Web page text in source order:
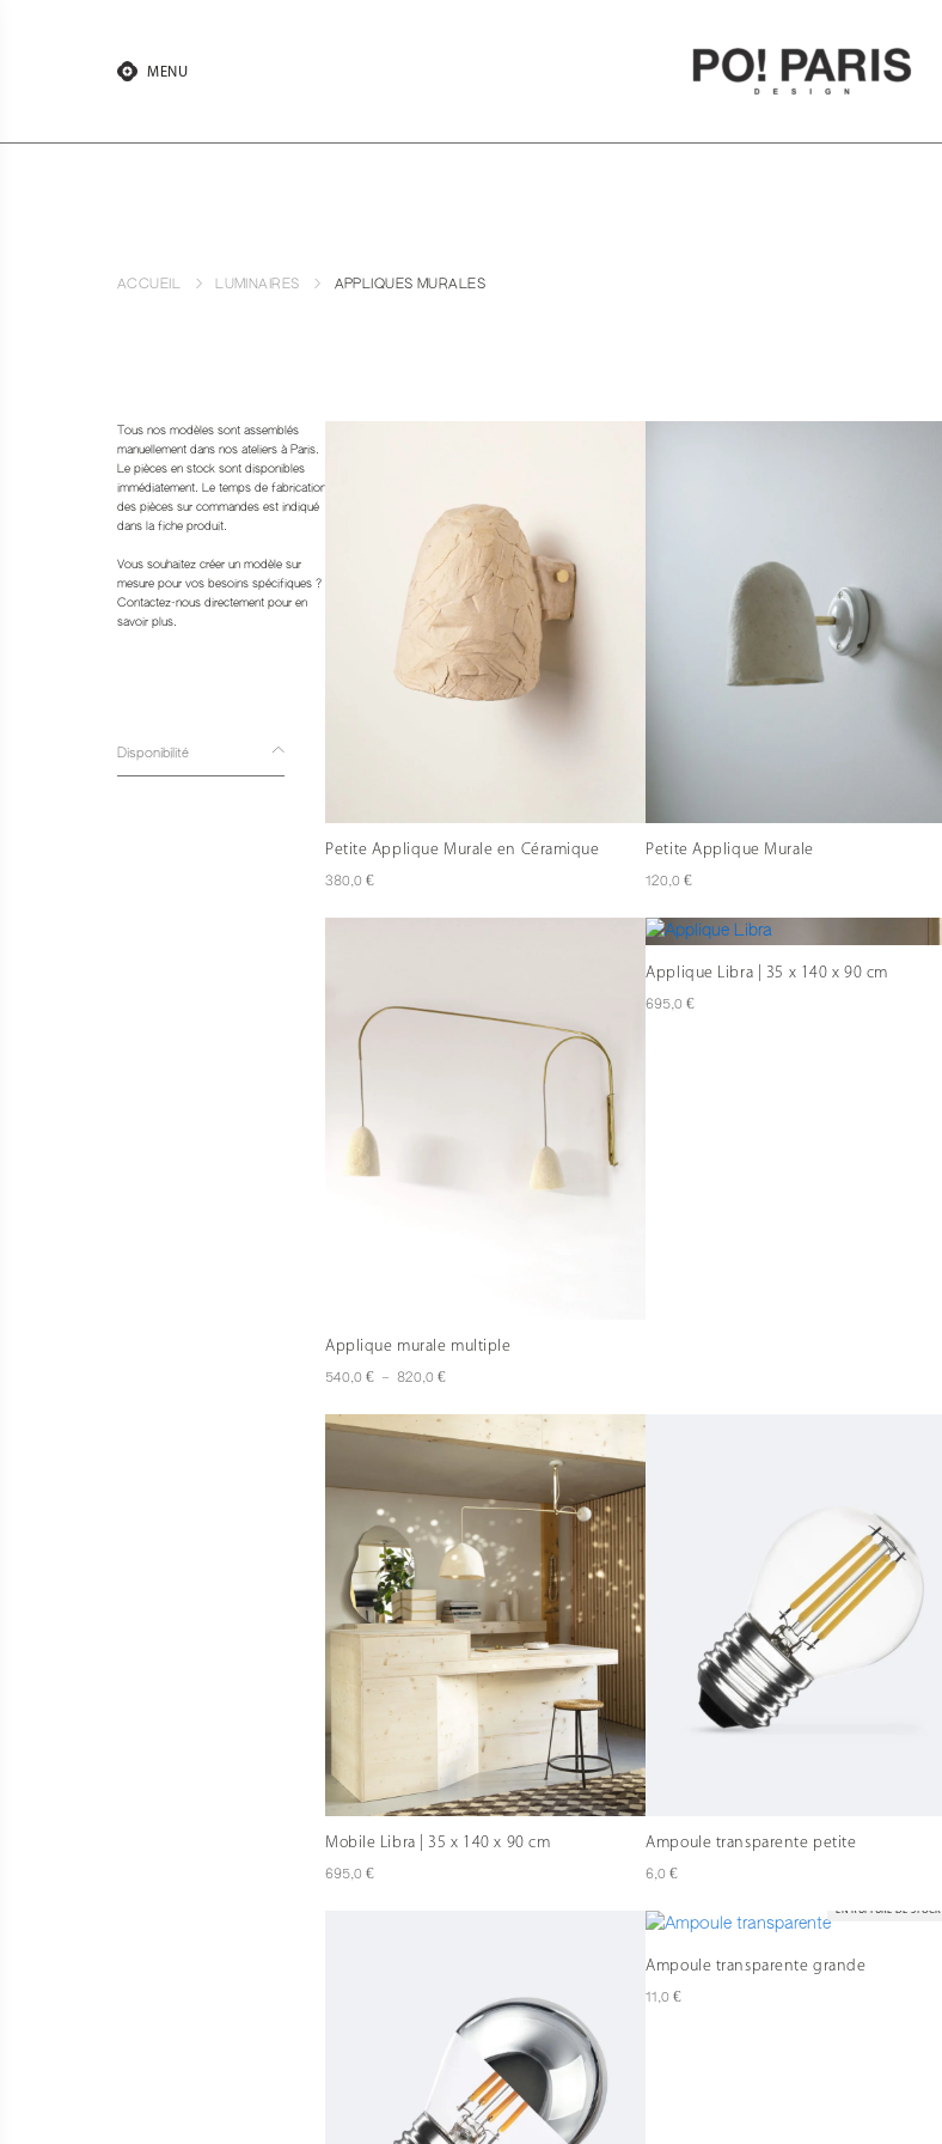
MENU
ACCUEIL LUMINAIRES APPLIQUES MURALES
Tous nos modèles sont assemblés
manuellement dans nos ateliers à Paris.
Le pièces en stock sont disponibles
immédiatement. Le temps de fabrication
des pièces sur commandes est indiqué
dans la fiche produit.
Vous souhaitez créer un modèle sur
mesure pour vos besoins spécifiques ?
Contactez-nous directement pour en
savoir plus.
Disponibilité
Petite Applique Murale en Céramique
380,0 €
Petite Applique Murale
120,0€
Applique murale multiple
540,0 € – 820,0 €Plage
540,0 €
à
Applique Libra | 35 x 140 x 90 cm
695,0€
Mobile Libra | 35 x 140 x 90 cm
695,0 €
Ampoule transparente petite
6,0€
EN RUPTURE DE STOCK
Ampoule transparente grande
11,0€